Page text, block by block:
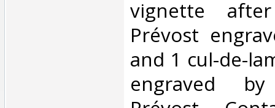
vignette
Prévost
and 1 cul-de-
engraved by